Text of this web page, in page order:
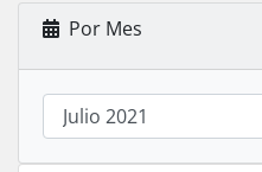
Por Mes